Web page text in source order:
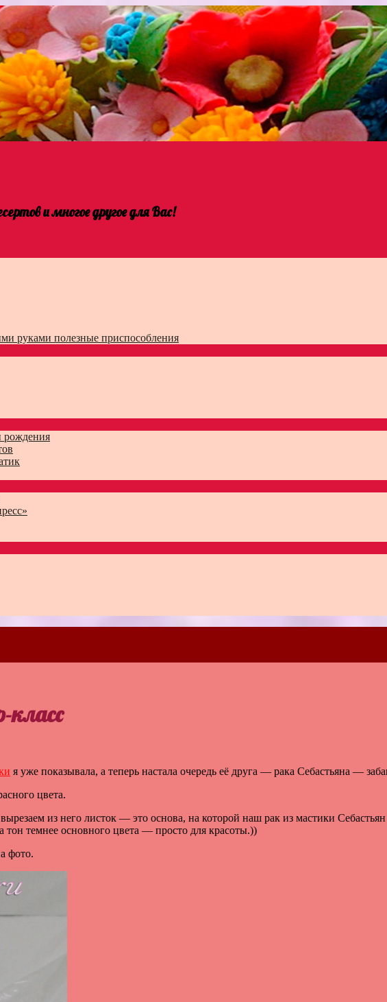
и многое другое для Вас!
руками полезные приспособления
рождения
я уже показывала, а теперь настала очередь её друга — рака Себастьяна —
цвета.
из него листок — это основа, на которой наш рак из мастики Себастьян
темнее основного цвета — просто для красоты.))
фото.